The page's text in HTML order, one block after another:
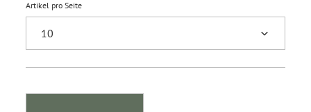
Artikel pro Seite